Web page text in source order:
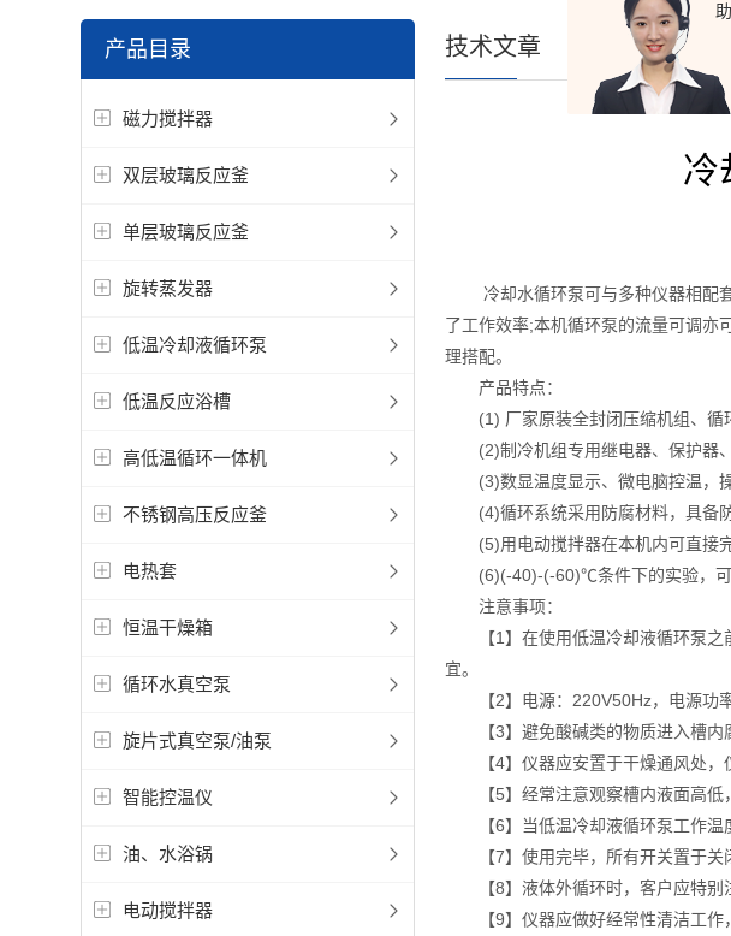
产品目录
磁力搅拌器
双层玻璃反应釜
单层玻璃反应釜
旋转蒸发器
低温冷却液循环泵
低温反应浴槽
高低温循环一体机
不锈钢高压反应釜
电热套
恒温干燥箱
循环水真空泵
旋片式真空泵/油泵
智能控温仪
油、水浴锅
电动搅拌器
技术文章
冷
冷却水循环泵可与多种仪器相配套(
了工作效率;本机循环泵的流量可调亦
理搭配。
产品特点：
(1) 厂家原装全封闭压缩机组、循
(2)制冷机组专用继电器、保护器、
(3)数显温度显示、微电脑控温，
(4)循环系统采用防腐材料，具备
(5)用电动搅拌器在本机内可直接
(6)(-40)-(-60)℃条件下的实验，可
注意事项：
【1】在使用低温冷却液循环泵之
宜。
【2】电源：220V50Hz，电源功率
【3】避免酸碱类的物质进入槽内
【4】仪器应安置于干燥通风处，
【5】经常注意观察槽内液面高低
【6】当低温冷却液循环泵工作温
【7】使用完毕，所有开关置于关
【8】液体外循环时，客户应特别
【9】仪器应做好经常性清洁工作